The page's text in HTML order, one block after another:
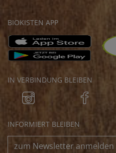
BIOKISTEN APP
IN VERBINDUNG BLEIBEN
INFORMIERT BLEIBEN
zum Newsletter anmelden